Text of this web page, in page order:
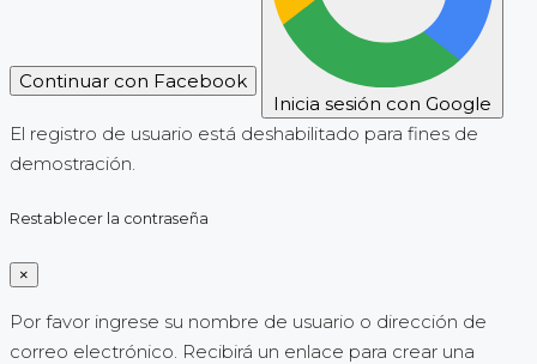
Continuar con Facebook
Inicia sesión con Google
El registro de usuario está deshabilitado para fines de
demostración.
Restablecer la contraseña
×
Por favor ingrese su nombre de usuario o dirección de
correo electrónico. Recibirá un enlace para crear una